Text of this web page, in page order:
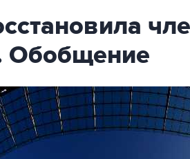
Обобщение